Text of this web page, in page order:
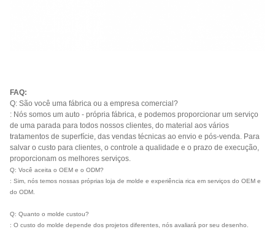
FAQ:
Q: São você uma fábrica ou a empresa comercial?
: Nós somos um auto - própria fábrica, e podemos proporcionar um serviço
de uma parada para todos nossos clientes, do material aos vários
tratamentos de superfície, das vendas técnicas ao envio e pós-venda. Para
salvar o custo para clientes, o controle a qualidade e o prazo de execução,
proporcionam os melhores serviços.
Q: Você aceita o OEM e o ODM?
: Sim, nós temos nossas próprias loja de molde e experiência rica em serviços do OEM e
do ODM.
Q: Quanto o molde custou?
: O custo do molde depende dos projetos diferentes, nós avaliará por seu desenho.